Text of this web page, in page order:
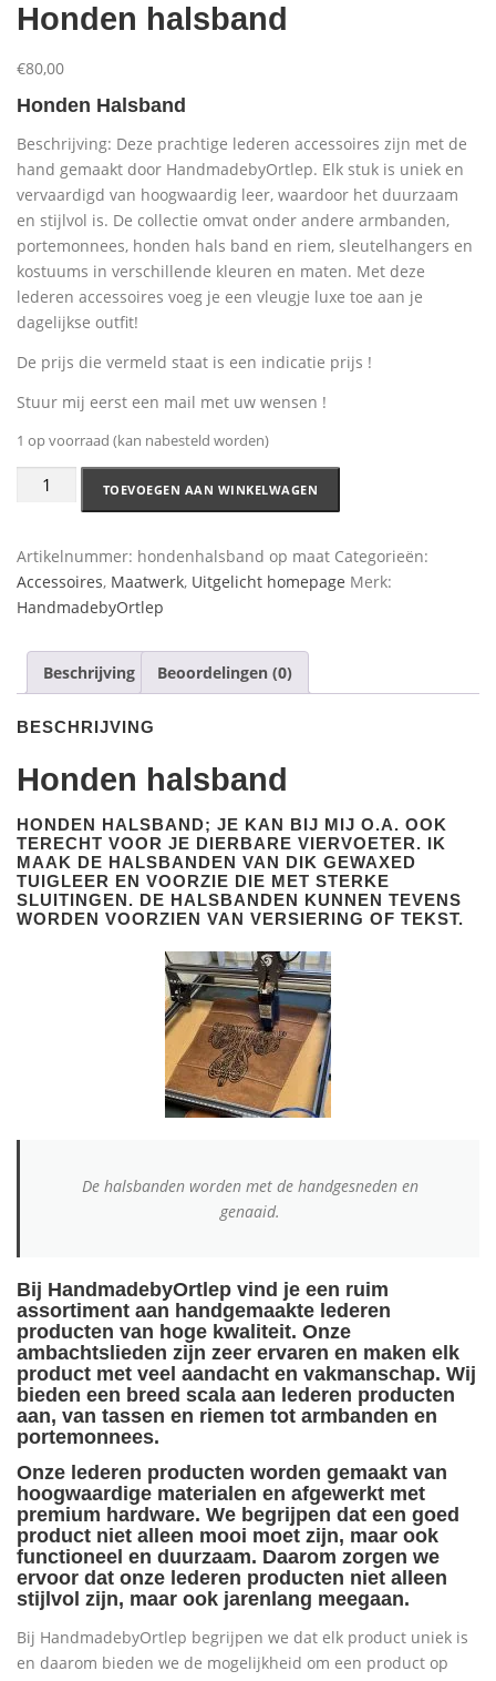
Honden halsband
€80,00
Honden Halsband
Beschrijving: Deze prachtige lederen accessoires zijn met de
hand gemaakt door HandmadebyOrtlep. Elk stuk is uniek en
vervaardigd van hoogwaardig leer, waardoor het duurzaam
en stijlvol is. De collectie omvat onder andere armbanden,
portemonnees, honden hals band en riem, sleutelhangers en
kostuums in verschillende kleuren en maten. Met deze
lederen accessoires voeg je een vleugje luxe toe aan je
dagelijkse outfit!
De prijs die vermeld staat is een indicatie prijs !
Stuur mij eerst een mail met uw wensen !
1 op voorraad (kan nabesteld worden)
TOEVOEGEN AAN WINKELWAGEN
Artikelnummer: hondenhalsband op maat Categorieën:
Accessoires, Maatwerk, Uitgelicht homepage Merk:
HandmadebyOrtlep
Beschrijving Beoordelingen (0)
BESCHRIJVING
Honden halsband
HONDEN HALSBAND; JE KAN BIJ MIJ O.A. OOK
TERECHT VOOR JE DIERBARE VIERVOETER. IK
MAAK DE HALSBANDEN VAN DIK GEWAXED
TUIGLEER EN VOORZIE DIE MET STERKE
SLUITINGEN. DE HALSBANDEN KUNNEN TEVENS
WORDEN VOORZIEN VAN VERSIERING OF TEKST.
De halsbanden worden met de handgesneden en
genaaid.
Bij HandmadebyOrtlep vind je een ruim
assortiment aan handgemaakte lederen
producten van hoge kwaliteit. Onze
ambachtslieden zijn zeer ervaren en maken elk
product met veel aandacht en vakmanschap. Wij
bieden een breed scala aan lederen producten
aan, van tassen en riemen tot armbanden en
portemonnees.
Onze lederen producten worden gemaakt van
hoogwaardige materialen en afgewerkt met
premium hardware. We begrijpen dat een goed
product niet alleen mooi moet zijn, maar ook
functioneel en duurzaam. Daarom zorgen we
ervoor dat onze lederen producten niet alleen
stijlvol zijn, maar ook jarenlang meegaan.
Bij HandmadebyOrtlep begrijpen we dat elk product uniek is
en daarom bieden we de mogelijkheid om een product op